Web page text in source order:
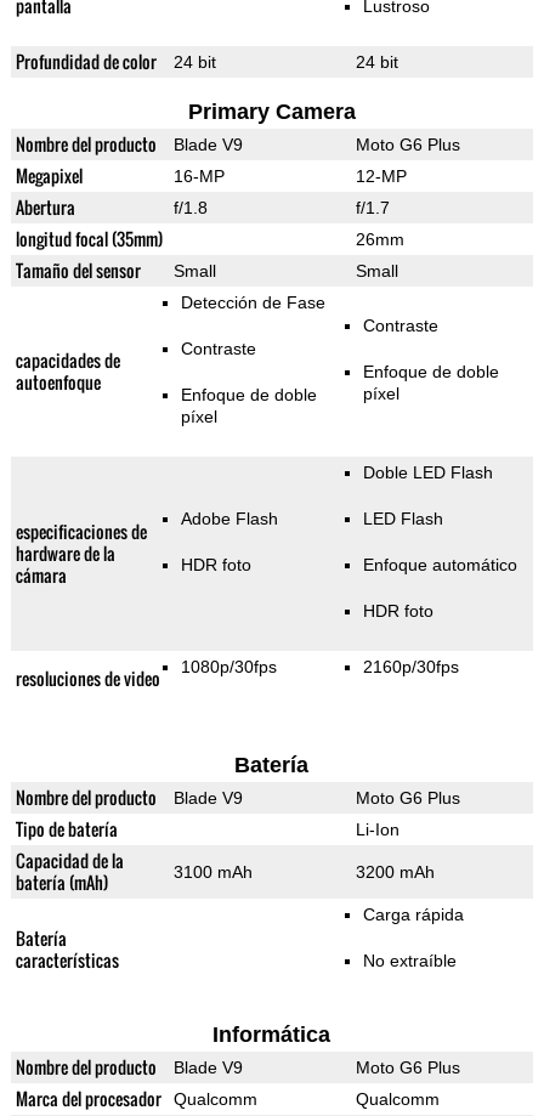
pantalla Lustroso
Profundidad de color 24 bit 24 bit
Primary Camera
Nombre del producto Blade V9 Moto G6 Plus
Megapixel 16-MP 12-MP
Abertura f/1.8 f/1.7
longitud focal (35mm) 26mm
Tamaño del sensor Small Small
capacidades de
autoenfoque
Detección de Fase
Contraste
Enfoque de doble
píxel
Contraste
Enfoque de doble
píxel
especificaciones de
hardware de la
cámara
Adobe Flash
HDR foto
Doble LED Flash
LED Flash
Enfoque automático
HDR foto
resoluciones de video 1080p/30fps 2160p/30fps
Batería
Nombre del producto Blade V9 Moto G6 Plus
Tipo de batería Li-Ion
Capacidad de la
batería (mAh)
3100 mAh 3200 mAh
Batería
características
Carga rápida
No extraíble
Informática
Nombre del producto Blade V9 Moto G6 Plus
Marca del procesador Qualcomm Qualcomm